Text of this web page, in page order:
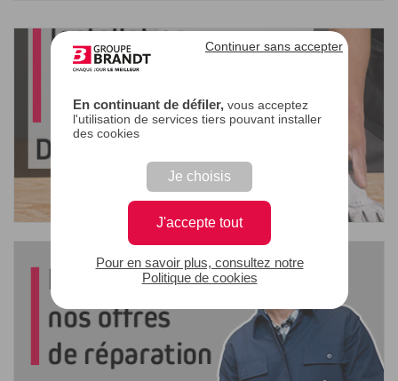
En continuant de défiler, vous acceptez
l'utilisation de services tiers pouvant installer
des cookies
Je choisis
J'accepte tout
Continuer sans accepter
Pour en savoir plus, consultez notre
Politique de cookies